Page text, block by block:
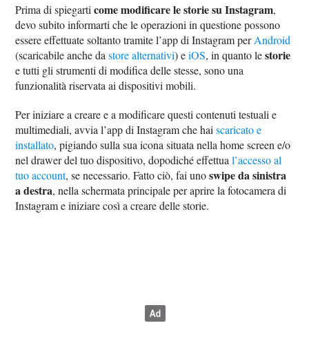
Prima di spiegarticome modificare le storie su Instagram,
devo subito informarti che le operazioni in questione possono
essere effettuate soltanto tramite l’app di Instagram perAndroid
(scaricabile anche dastore alternativi) eiOS, in quanto lestorie
e tutti gli strumenti di modifica delle stesse, sono una
funzionalità riservata ai dispositivi mobili.
Per iniziare a creare e a modificare questi contenuti testuali e
multimediali, avvia l’app di Instagram che haiscaricato e
installato, pigiando sulla sua icona situata nella home screen e/o
nel drawer del tuo dispositivo, dopodiché effettual’accesso al
tuo account, se necessario. Fatto ciò, fai unoswipe da sinistra
a destra, nella schermata principale per aprire la fotocamera di
Instagram e iniziare così a creare delle storie.